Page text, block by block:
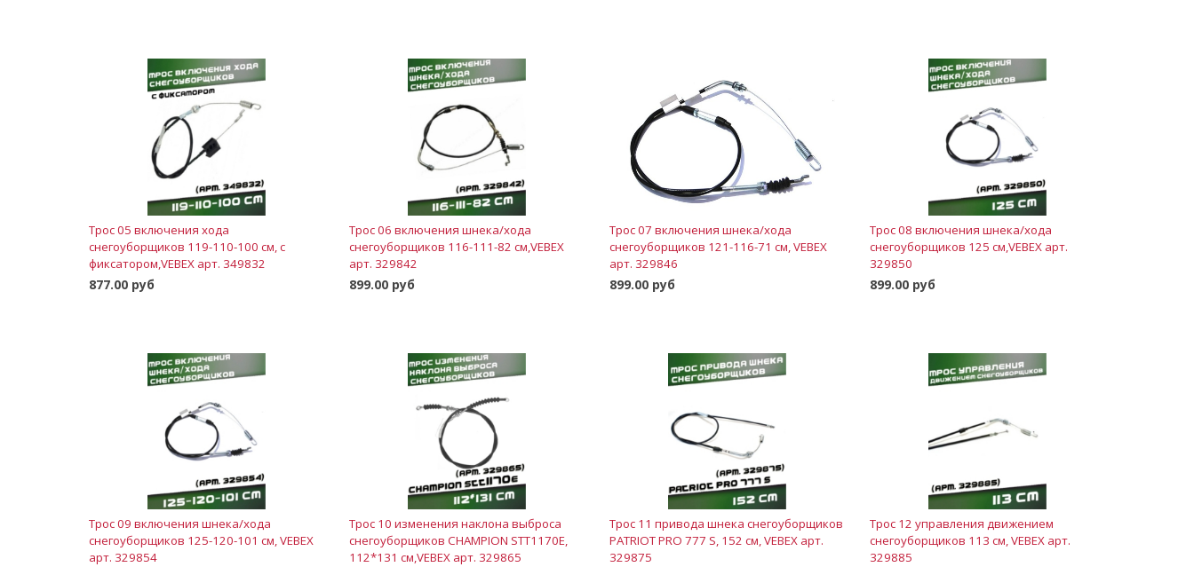
Трос 05 включения хода
снегоуборщиков 119-110-100 см, с
фиксатором,VEBEX арт. 349832
877.00 руб
Трос 06 включения шнека/хода
снегоуборщиков 116-111-82 см,VEBEX
арт. 329842
899.00 руб
Трос 07 включения шнека/хода
снегоуборщиков 121-116-71 см, VEBEX
арт. 329846
899.00 руб
Трос 08 включения шнека/хода
снегоуборщиков 125 см,VEBEX арт.
329850
899.00 руб
Трос 09 включения шнека/хода
снегоуборщиков 125-120-101 см, VEBEX
арт. 329854
Трос 10 изменения наклона выброса
снегоуборщиков CHAMPION STT1170E,
112*131 см,VEBEX арт. 329865
Трос 11 привода шнека снегоуборщиков
PATRIOT PRO 777 S, 152 см, VEBEX арт.
329875
Трос 12 управления движением
снегоуборщиков 113 см, VEBEX арт.
329885